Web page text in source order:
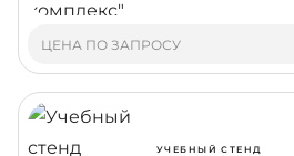
ЦЕНА ПО ЗАПРОСУ
УЧЕБНЫЙ СТЕНД